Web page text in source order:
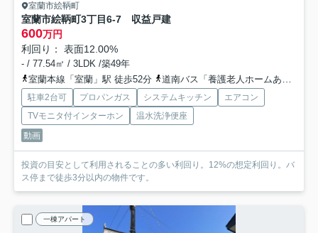
室蘭市絵鞆町
室蘭市絵鞆町3丁目6-7 収益戸建
600万円
利回り： 表面12.00%
- / 77.54㎡ / 3LDK /築49年
室蘭本線「室蘭」駅 徒歩52分
道南バス「養護老人ホームあいらん前」バス停下車 徒歩3分
駐車2台可 プロパンガス システムキッチン
エアコン
TVモニタ付インターホン
温水洗浄便座
動画
投資の目安として利用されることの多い利回り。12%の想定利回り。バ
ス停まで徒歩3分以内の物件です。
一棟アパート